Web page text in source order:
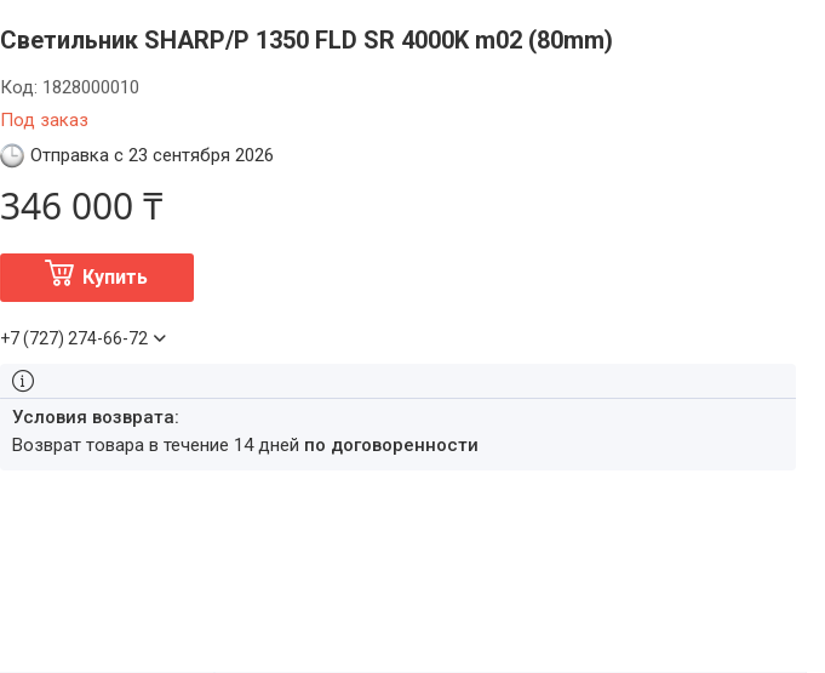
Светильник SHARP/P 1350 FLD SR 4000K m02 (80mm)
Под заказ
Код: 1828000010
Отправка с 23 сентября 2026
346 000 ₸
Купить
+7 (727) 274-66-72
возврат товара в течение 14 дней по договоренности